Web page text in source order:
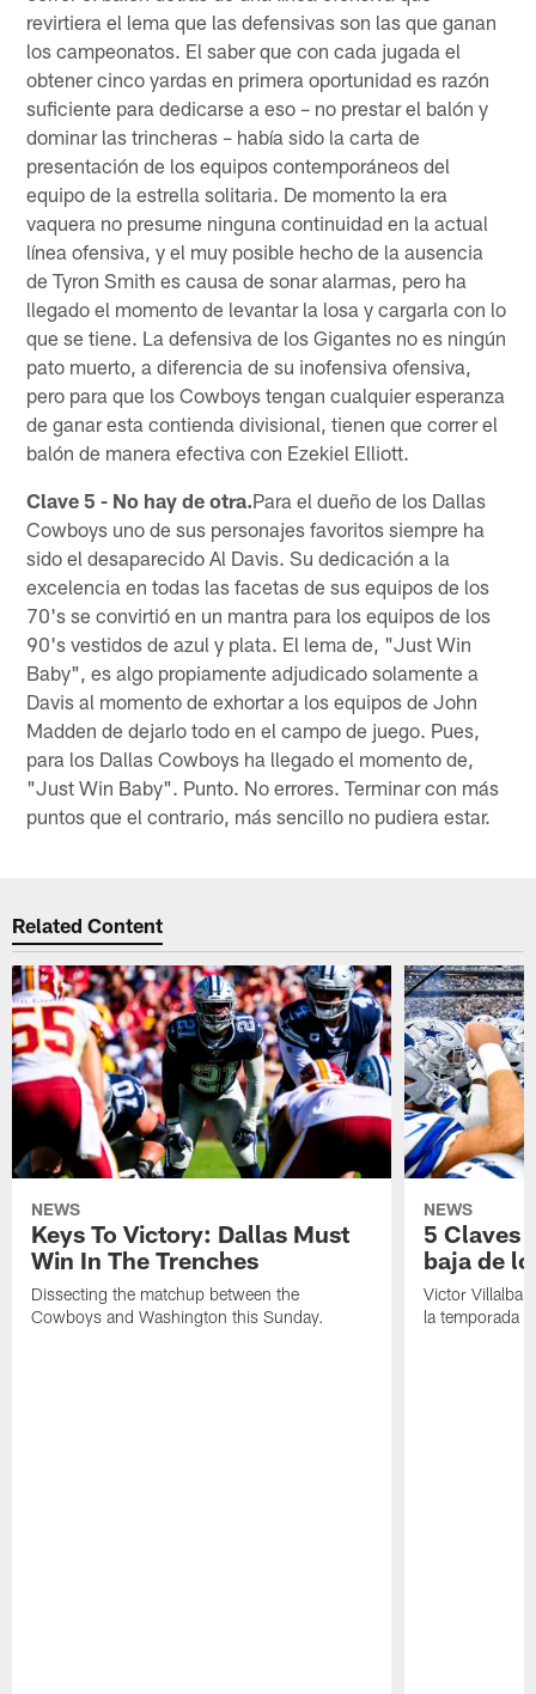
revirtiera el lema que las defensivas son las que ganan
los campeonatos. El saber que con cada jugada el
obtener cinco yardas en primera oportunidad es razón
suficiente para dedicarse a eso – no prestar el balón y
dominar las trincheras – había sido la carta de
presentación de los equipos contemporáneos del
equipo de la estrella solitaria. De momento la era
vaquera no presume ninguna continuidad en la actual
línea ofensiva, y el muy posible hecho de la ausencia
de Tyron Smith es causa de sonar alarmas, pero ha
llegado el momento de levantar la losa y cargarla con lo
que se tiene. La defensiva de los Gigantes no es ningún
pato muerto, a diferencia de su inofensiva ofensiva,
pero para que los Cowboys tengan cualquier esperanza
de ganar esta contienda divisional, tienen que correr el
balón de manera efectiva con Ezekiel Elliott.
Clave 5 - No hay de otra.Para el dueño de los Dallas
Cowboys uno de sus personajes favoritos siempre ha
sido el desaparecido Al Davis. Su dedicación a la
excelencia en todas las facetas de sus equipos de los
70's se convirtió en un mantra para los equipos de los
90's vestidos de azul y plata. El lema de, "Just Win
Baby", es algo propiamente adjudicado solamente a
Davis al momento de exhortar a los equipos de John
Madden de dejarlo todo en el campo de juego. Pues,
para los Dallas Cowboys ha llegado el momento de,
"Just Win Baby". Punto. No errores. Terminar con más
puntos que el contrario, más sencillo no pudiera estar.
Related Content
NEWS
Keys To Victory: Dallas Must
Win In The Trenches
Dissecting the matchup between the
Cowboys and Washington this Sunday.
NEWS
5 Claves
baja de
Victor Villalba
la temporada